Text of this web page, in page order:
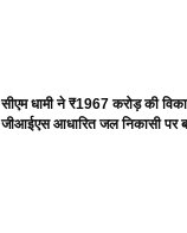
सीएम धामी ने ₹1967 करोड़ की
जीआईएस आधारित जल निकासी पर